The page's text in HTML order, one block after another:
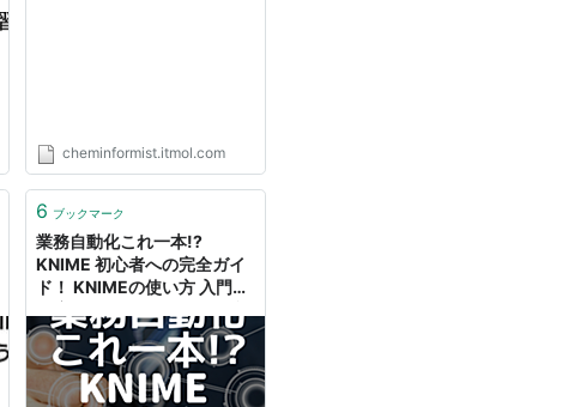
cheminformist.itmol.com
6 ブックマーク
業務自動化これ一本!?
KNIME 初心者への完全ガイ
ド！ KNIMEの使い方 入門か